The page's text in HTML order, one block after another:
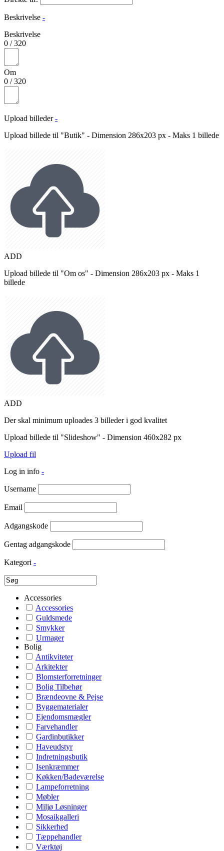
Beskrivelse -
Beskrivelse
0 /320
Om
0 /320
Upload billeder -
Upload billede til "Butik" - Dimension 286x203 px - Maks 1 billede
ADD
Upload billede til "Om os" - Dimension 286x203 px - Maks 1
billede
ADD
Der skal minimum uploades 3 billeder i god kvalitet
Upload billede til "Slideshow" - Dimension 460x282 px
Upload fil
Log in info -
Username
Email
Adgangskode
Gentag adgangskode
Kategori -
Accessories
Accessories
Guldsmede
Smykker
Urmager
Bolig
Antikviteter
Arkitekter
Blomsterforretninger
Bolig Tilbehør
Brændeovne & Pejse
Byggematerialer
Ejendomsmægler
Farvehandler
Gardinbutikker
Haveudstyr
Indretningsbutik
Isenkræmmer
Køkken/Badeværelse
Lampeforretning
Møbler
Miljø Løsninger
Mosaikgalleri
Sikkerhed
Tæppehandler
Værktøj